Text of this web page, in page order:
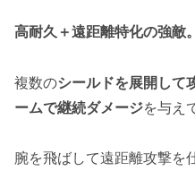
高耐久＋遠距離特化の強敵。
複数のシールドを展開して
ームで継続ダメージを与え
腕を飛ばして遠距離攻撃を